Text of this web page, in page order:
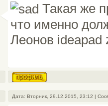
Такая же
что именно
Леонов ideapad
Дата: Вторник, 29.12.2015, 23:12 |